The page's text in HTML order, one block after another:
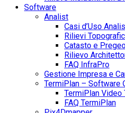
Software
Analist
Casi d’Uso
Rilievi
Catasto e
Rilievo
FAQ InfraPro
Gestione Impresa e
TermiPlan – Software
TermiPlan Video
FAQ TermiPlan